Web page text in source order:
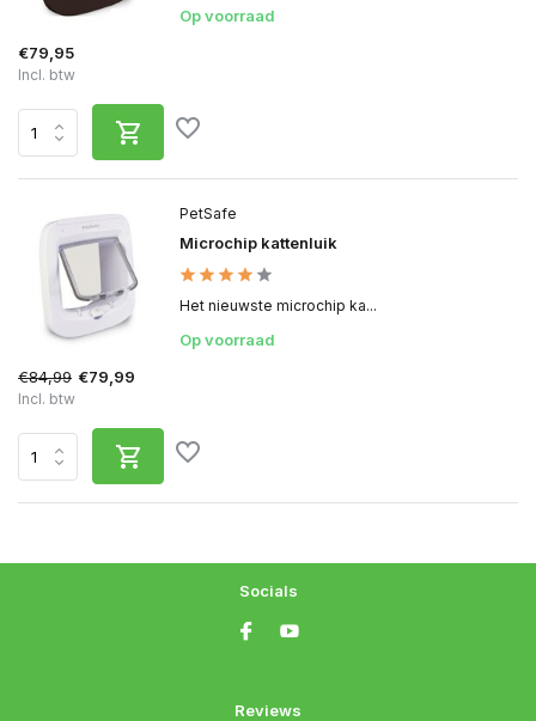
PetSafe
Microchip kattenluik
Het nieuwste microchip ka...
Op voorraad
€84,99 €79,99
Incl. btw
Op voorraad
€79,95
Incl. btw
Reviews
Socials